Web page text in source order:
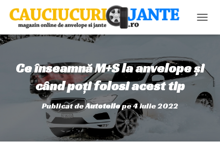
O
T
Ă
A
V
Ce înseamnă M+S la anvelope și
când poți folosi acest tip
Publicat deAutoteilepe4 iulie 2022